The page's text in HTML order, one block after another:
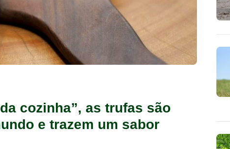
cozinha”, as trufas são
e trazem um sabor